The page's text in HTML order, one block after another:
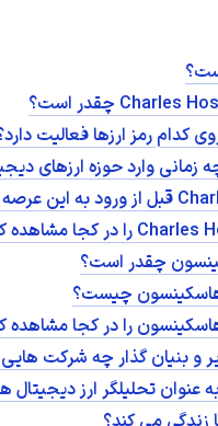
کدام رمز ارزها فعالیت
زمانی وارد حوزه ارزهای
چقدر است؟
هاسکینسون چیست؟
را در کجا مشاهده
و بنیان گذار چه شرکت
عنوان تحلیلگر ارز دیجیتال